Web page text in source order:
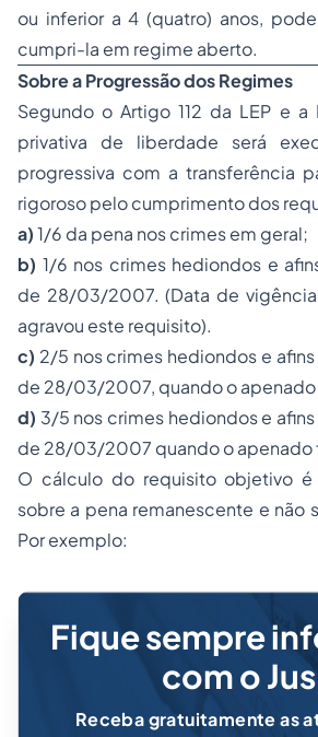
ou inferior a 4 (quatro) anos,
cumpri-la em regime aberto.
Sobre a Progressão dos Regimes
Segundo o Artigo 112 da LEP e a
privativa de liberdade será
progressiva com a transferência
rigoroso pelo cumprimento dos
a)1/6 da pena nos crimes em geral;
b) 1/6 nos crimes hediondos e
de 28/03/2007. (Data de vigência
agravou este requisito).
c) 2/5 nos crimes hediondos e
de 28/03/2007, quando o apenado
d) 3/5 nos crimes hediondos e
de 28/03/2007 quando o apenado
O cálculo do requisito objetivo
sobre a pena remanescente e não
Por exemplo:
Fique sempre
com o
Receba gratuitamente as